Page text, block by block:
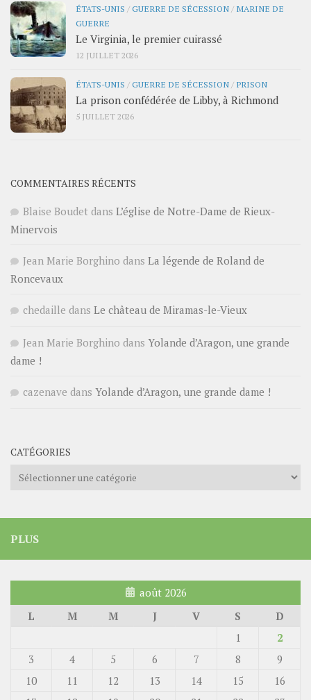
ÉTATS-UNIS /GUERRE DE SÉCESSION/ MARINE DE
GUERRE
Le Virginia, le premier cuirassé
12 JUILLET 2026
ÉTATS-UNIS /GUERRE DE SÉCESSION/ PRISON
La prison confédérée de Libby, à Richmond
5 JUILLET 2026
COMMENTAIRES RÉCENTS
Blaise Boudet dans L’église de Notre-Dame de Rieux-
Minervois
Jean Marie Borghino dans La légende de Roland de
Roncevaux
chedaille dans Le château de Miramas-le-Vieux
Jean Marie Borghino dans Yolande d’Aragon, une grande
dame !
cazenave dans Yolande d’Aragon, une grande dame !
CATÉGORIES
Catégories
PLUS
août 2026
L
M M J V S
D
1
2
3
4 5 6 7 8
9
10
11 12 13 14 15
16